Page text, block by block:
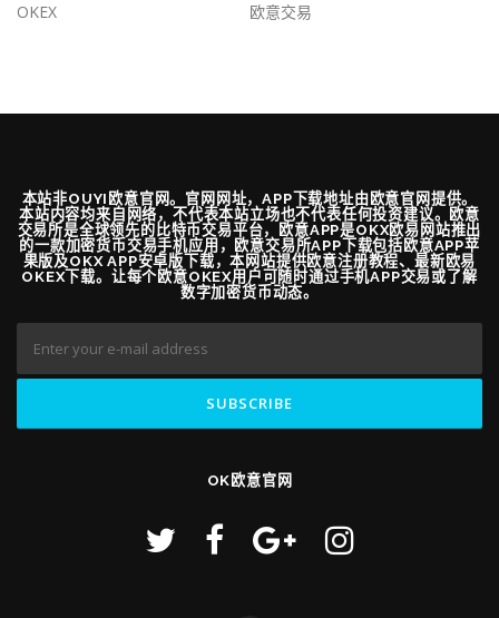
OKEX 欧意交易
本站非OUYI欧意官网。官网网址，APP下载地址由欧意官网提供。
本站内容均来自网络，不代表本站立场也不代表任何投资建议。欧意
交易所是全球领先的比特币交易平台，欧意APP是OKX欧易网站推出
的一款加密货币交易手机应用，欧意交易所APP下载包括欧意APP苹
果版及OKX APP安卓版下载，本网站提供欧意注册教程、最新欧易
OKEX下载。让每个欧意OKEX用户可随时通过手机APP交易或了解
数字加密货币动态。
OK欧意官网